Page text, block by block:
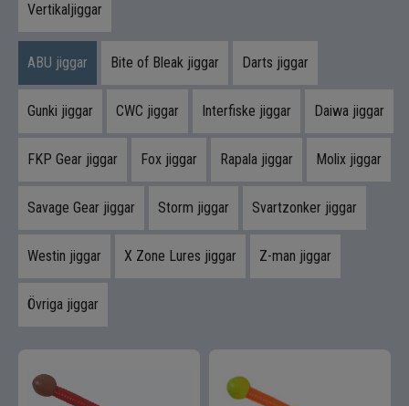
Flugbindning
Flugfiske
Vinterfiske
Kläder
Trolling
Specimenfiske
Varumärken
Vertikaljiggar
ABU jiggar Bite of Bleak jiggar Darts jiggar
Gunki jiggar CWC jiggar Interfiske jiggar Daiwa jiggar
FKP Gear jiggar Fox jiggar Rapala jiggar Molix jiggar
Savage Gear jiggar Storm jiggar Svartzonker jiggar
Westin jiggar X Zone Lures jiggar Z-man jiggar
Övriga jiggar